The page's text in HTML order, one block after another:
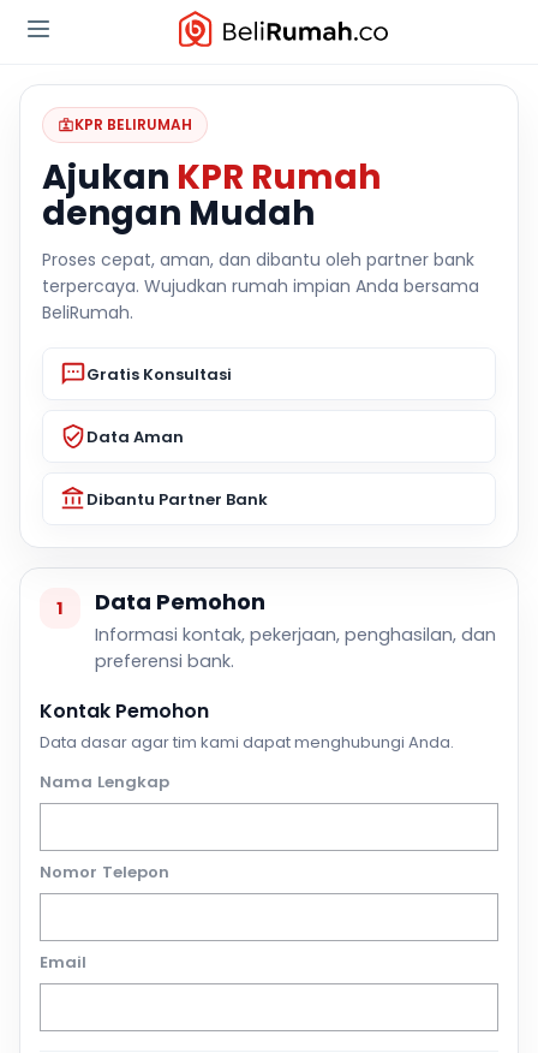
KPR BELIRUMAH
Ajukan KPR Rumah
dengan Mudah
Proses cepat, aman, dan dibantu oleh partner bank
terpercaya. Wujudkan rumah impian Anda bersama
BeliRumah.
Gratis Konsultasi
Data Aman
Dibantu Partner Bank
1 Data Pemohon
Informasi kontak, pekerjaan, penghasilan, dan
preferensi bank.
Kontak Pemohon
Data dasar agar tim kami dapat menghubungi Anda.
Nama Lengkap
Nomor Telepon
Email